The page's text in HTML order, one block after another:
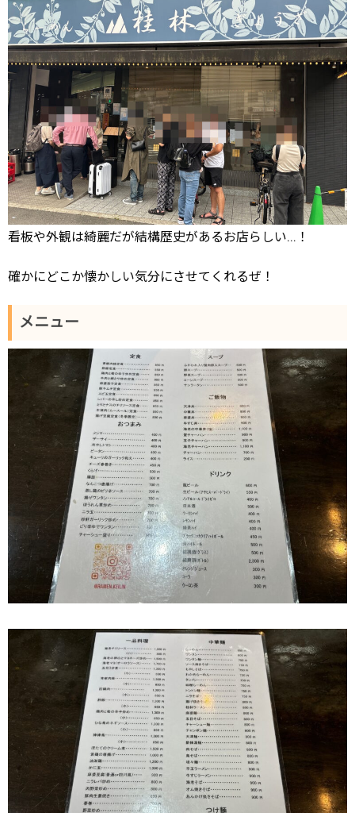
看板や外観は綺麗だが結構歴史があるお店らしい…！
確かにどこか懐かしい気分にさせてくれるぜ！
メニュー